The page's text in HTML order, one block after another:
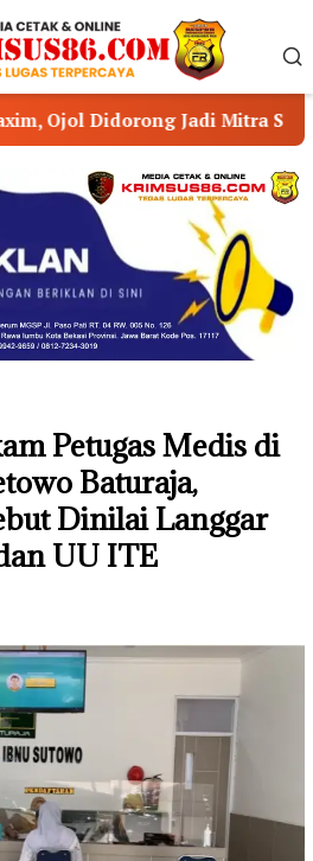
Mitra Strategis Kamtibmas
Petugas Medis di
Baturaja,
Dinilai Langgar
UU ITE